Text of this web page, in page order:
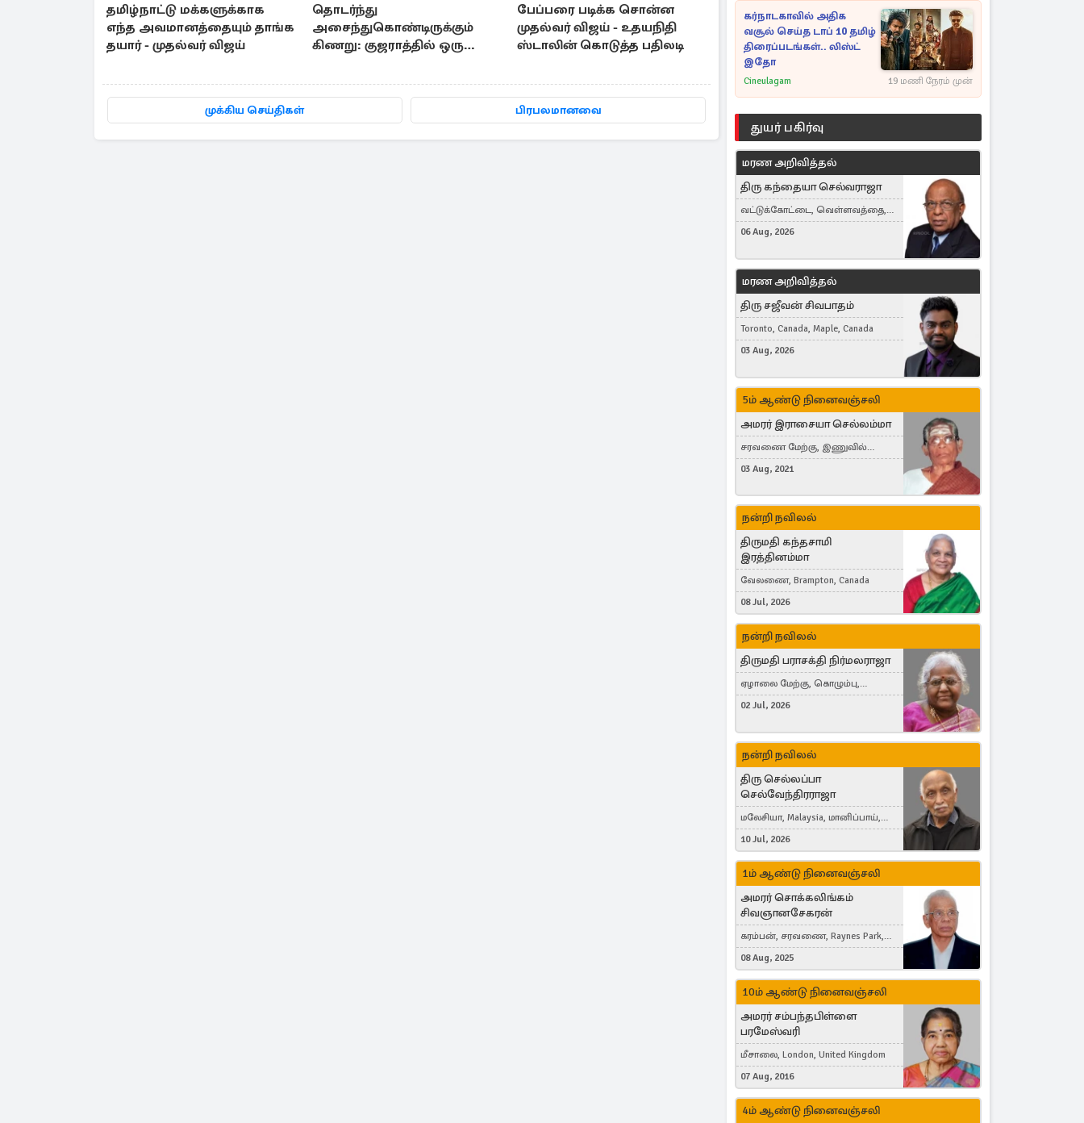
தமிழ்நாட்டு மக்களுக்காக
எந்த அவமானத்தையும் தாங்க
தயார் - முதல்வர் விஜய்
தொடர்ந்து
அசைந்துகொண்டிருக்கும்
கிணறு: குஜராத்தில் ஒரு
பேப்பரை படிக்க சொன்ன
முதல்வர் விஜய் - உதயநிதி
ஸ்டாலின் கொடுத்த பதிலடி
முக்கிய செய்திகள் பிரபலமானவை
கர்நாடகாவில் அதிக
வசூல் செய்த டாப் 10 தமிழ்
திரைப்படங்கள்.. லிஸ்ட்
இதோ
Cineulagam 19 மணி நேரம் முன்
துயர் பகிர்வு
மரண அறிவித்தல்
திரு கந்தையா செல்வராஜா
வட்டுக்கோட்டை, வெள்ளவத்தை,
Toronto, Canada
06 Aug, 2026
மரண அறிவித்தல்
திரு சஜீவன் சிவபாதம்
Toronto, Canada, Maple, Canada
03 Aug, 2026
5ம் ஆண்டு நினைவஞ்சலி
அமரர் இராசையா செல்லம்மா
சரவணை மேற்கு, இணுவில்
கிழக்கு
03 Aug, 2021
நன்றி நவிலல்
திருமதி கந்தசாமி
இரத்தினம்மா
வேலணை, Brampton, Canada
08 Jul, 2026
நன்றி நவிலல்
திருமதி பராசக்தி நிர்மலராஜா
ஏழாலை மேற்கு, கொழும்பு,
தங்காலை, London, United Kingdom
02 Jul, 2026
நன்றி நவிலல்
திரு செல்லப்பா
செல்வேந்திரராஜா
மலேசியா, Malaysia, மானிப்பாய்,
Duisburg, Germany, London, United
Kingdom
10 Jul, 2026
1ம் ஆண்டு நினைவஞ்சலி
அமரர் சொக்கலிங்கம்
சிவஞானசேகரன்
கரம்பன், சரவணை, Raynes Park,
London, United Kingdom
08 Aug, 2025
10ம் ஆண்டு நினைவஞ்சலி
அமரர் சம்பந்தபிள்ளை
பரமேஸ்வரி
மீசாலை, London, United Kingdom
07 Aug, 2016
4ம் ஆண்டு நினைவஞ்சலி